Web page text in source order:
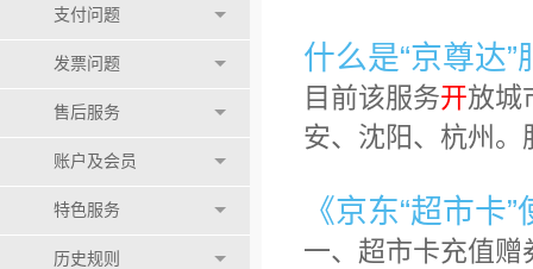
支付问题
发票问题
售后服务
账户及会员
特色服务
历史规则
什么是“京尊达”
目前该服务开放城
安、沈阳、杭州
《京东“超市卡
一、超市卡充值赠